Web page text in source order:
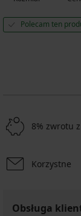
Polecam ten
8% zwrotu
Korzystne
Obsługa